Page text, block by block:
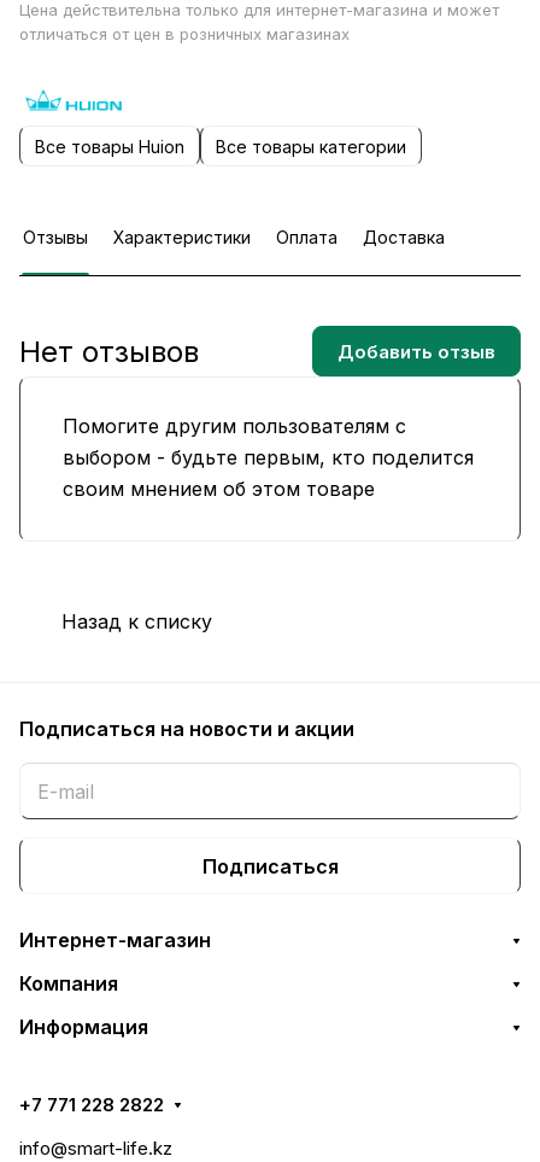
Цена действительна только для интернет-магазина и может
отличаться от цен в розничных магазинах
Все товары Huion Все товары категории
Отзывы Характеристики Оплата Доставка
Помогите другим пользователям с
выбором - будьте первым, кто поделится
своим мнением об этом товаре
Нет отзывов Добавить отзыв
Назад к списку
Подписаться на новости и акции
Подписаться
Интернет-магазин
Компания
Информация
+7 771 228 2822
info@smart-life.kz